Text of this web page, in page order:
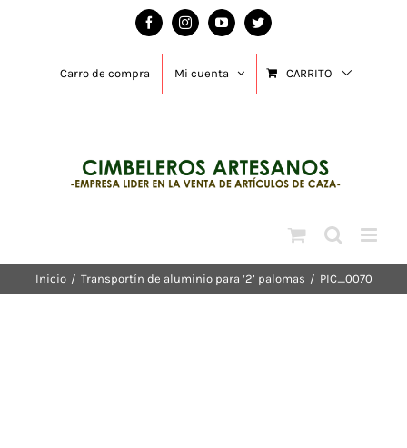
FacebookInstagramYouTubeTwitter
Carro de compra Mi cuenta CARRITO
Inicio / Transportín de aluminio para ‘2’ palomas / PIC_0070